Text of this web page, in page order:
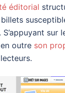
éditorial
. S’appuyant sur
outre son